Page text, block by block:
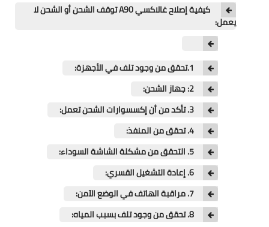
الربح من الانترنت
فيسبوك
مقالات
العاب
تطبيقات
العملات الرقمية
كيفية إصلاح غالاكسي A90 توقف الشحن أو الشحن لا
يعمل:
1.تحقق من وجود تلف في الأجهزة:
2: جهاز الشحن:
3. تأكد من أن إكسسوارات الشحن تعمل:
4. تحقق من المنفذ:
5. التحقق من مشكلة الشاشة السوداء:
6. إعادة التشغيل القسري:
7. مراقبة الهاتف في الوضع الآمن:
8. تحقق من وجود تلف بسبب المياه: